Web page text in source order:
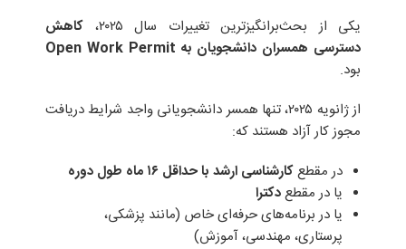
یکی از بحث‌برانگیزترین تغییرات سال ۲۰۲۵،
کاهش
دسترسی همسران دانشجویان به
بود.
از ژانویه ۲۰۲۵، تنها همسر دانشجویانی واجد شرایط دریافت
مجوز کار آزاد هستند که:
در مقطعکارشناسی ارشد با حداقل ۱۶ ماه طول دوره
یا در مقطعدکترا
یا در برنامه‌های حرفه‌ای خاص (مانند پزشکی،
پرستاری، مهندسی، آموزش)